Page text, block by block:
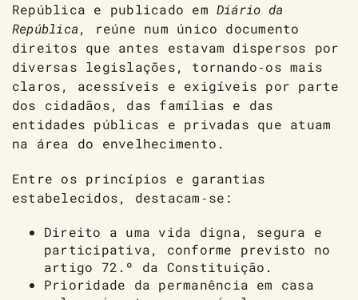
República e publicado emDiário da
República, reúne num único documento
direitos que antes estavam dispersos por
diversas legislações, tornando‑os mais
claros, acessíveis e exigíveis por parte
dos cidadãos, das famílias e das
entidades públicas e privadas que atuam
na área do envelhecimento.
Entre os princípios e garantias
estabelecidos, destacam‑se:
Direito a uma vida digna, segura e
participativa, conforme previsto no
artigo 72.º da Constituição.
Prioridade da permanência em casa